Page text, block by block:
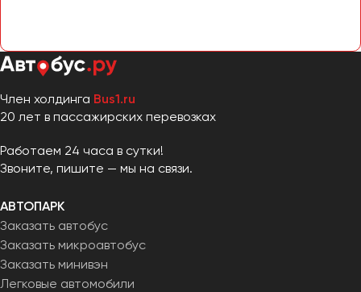
Член холдинга Bus1.ru
20 лет в пассажирских перевозках
Работаем 24 часа в сутки!
Звоните, пишите — мы на связи.
АВТОПАРК
Заказать автобус
Заказать микроавтобус
Заказать минивэн
Легковые автомобили